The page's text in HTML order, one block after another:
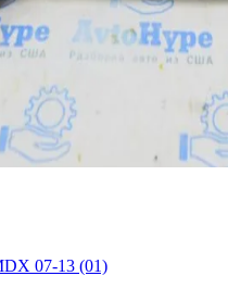
07-13 (01)